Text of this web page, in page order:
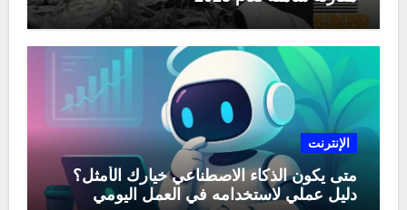
الإنترنت
متى يكون الذكاء الاصطناعي خيارك الأمثل؟
دليل عملي لاستخدامه في العمل اليومي